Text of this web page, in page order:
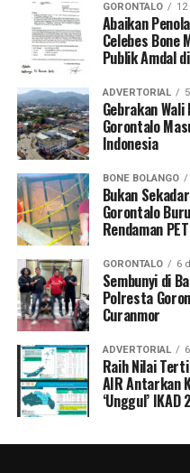
GORONTALO
Abaikan
Celebes Bone
Publik Amdal
ADVERTORIAL
Gebrakan
Gorontalo
Indonesia
BONE BOLANGO
Bukan
Gorontalo
Rendaman
GORONTALO 6
Sembunyi di
Polresta
Curanmor
ADVERTORIAL
Raih Nilai
AIR Antarkan
‘Unggul’ IKAD